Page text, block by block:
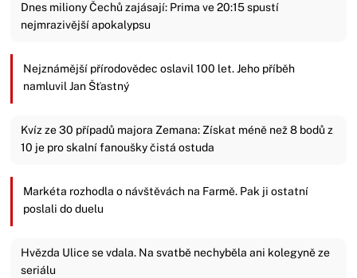
Dnes miliony Čechů zajásají: Prima ve 20:15 spustí
nejmrazivější apokalypsu
Nejznámější přírodovědec oslavil 100 let. Jeho příběh
namluvil Jan Šťastný
Kvíz ze 30 případů majora Zemana: Získat méně než 8 bodů z
10 je pro skalní fanoušky čistá ostuda
Markéta rozhodla o návštěvách na Farmě. Pak ji ostatní
poslali do duelu
Hvězda Ulice se vdala. Na svatbě nechyběla ani kolegyně ze
seriálu